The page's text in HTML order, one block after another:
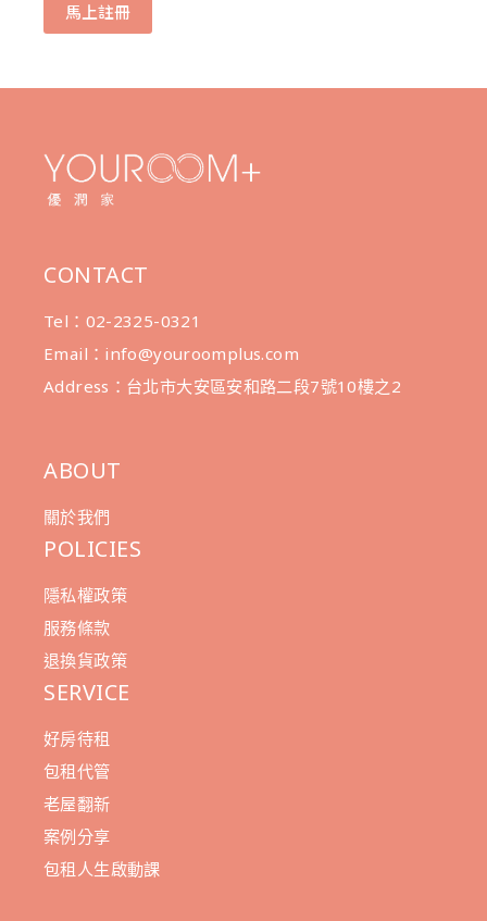
馬上註冊
CONTACT
Tel：02-2325-0321
Email：info@youroomplus.com
Address：台北市大安區安和路二段7號10樓之2
ABOUT
關於我們
POLICIES
隱私權政策
服務條款
退換貨政策
SERVICE
好房待租
包租代管
老屋翻新
案例分享
包租人生啟動課